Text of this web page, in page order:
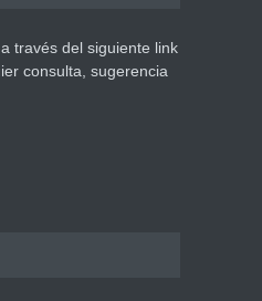
través del siguiente link
consulta, sugerencia